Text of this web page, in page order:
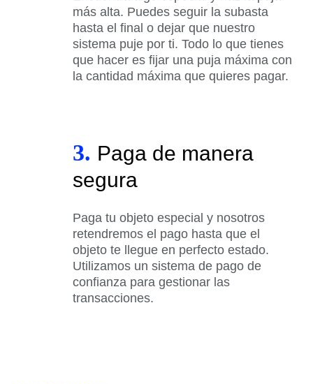
más alta. Puedes seguir la subasta
hasta el final o dejar que nuestro
sistema puje por ti. Todo lo que tienes
que hacer es fijar una puja máxima con
la cantidad máxima que quieres pagar.
3. Paga de manera
segura
Paga tu objeto especial y nosotros
retendremos el pago hasta que el
objeto te llegue en perfecto estado.
Utilizamos un sistema de pago de
confianza para gestionar las
transacciones.